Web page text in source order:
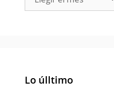
Lo úlltimo